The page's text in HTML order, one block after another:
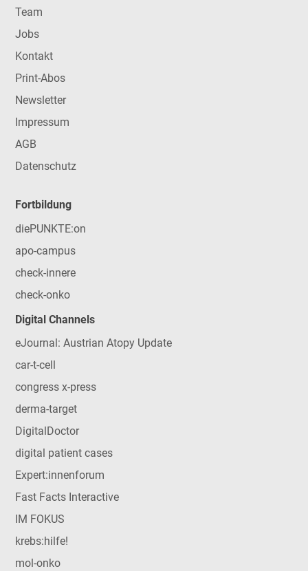
Team
Jobs
Kontakt
Print-Abos
Newsletter
Impressum
AGB
Datenschutz
Fortbildung
diePUNKTE:on
apo-campus
check-innere
check-onko
Digital Channels
eJournal: Austrian Atopy Update
car-t-cell
congress x-press
derma-target
DigitalDoctor
digital patient cases
Expert:innenforum
Fast Facts Interactive
IM FOKUS
krebs:hilfe!
mol-onko